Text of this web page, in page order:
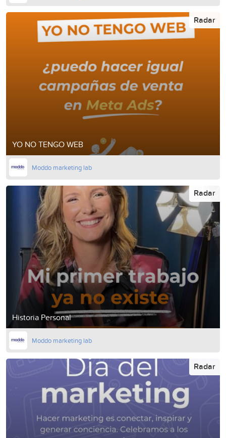
YO NO TENGO WEB
Radar
Moddo marketing lab
Historia Personal
Radar
Moddo marketing lab
Radar